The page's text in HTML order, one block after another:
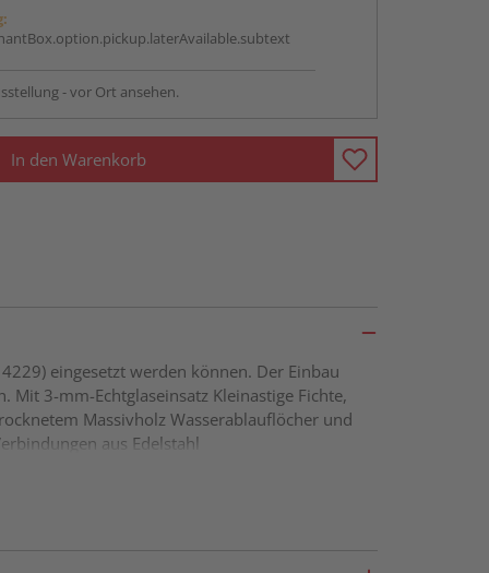
- vor Ort ansehen.
In den Warenkorb
eingesetzt werden können. Der Einbau
3-mm-Echtglaseinsatz Kleinastige Fichte,
Massivholz Wasserablauflöcher und
aus Edelstahl